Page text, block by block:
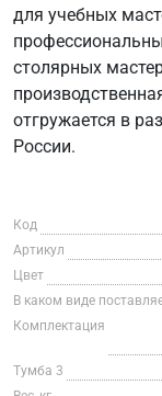
для учебных
столярных
отгружается в
России.
Код
Артикул
Цвет
В каком виде
Комплектация
Тумба 3